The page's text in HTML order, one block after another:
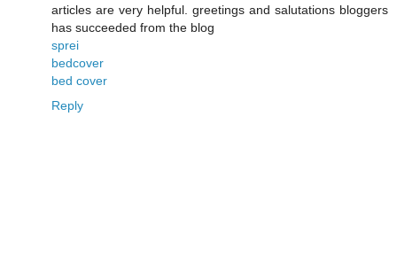
articles are very helpful. greetings and salutations bloggers
has succeeded from the blog
sprei
bedcover
bed cover
Reply